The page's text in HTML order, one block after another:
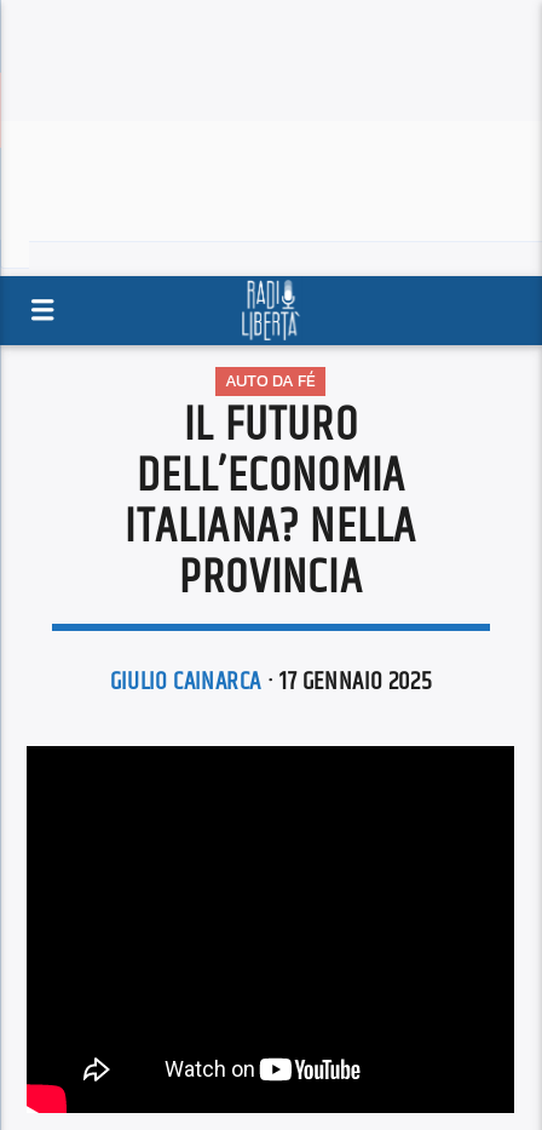
AUTO DA FÉ
IL FUTURO
DELL’ECONOMIA
ITALIANA? NELLA
PROVINCIA
GIULIO CAINARCA· 17 GENNAIO 2025